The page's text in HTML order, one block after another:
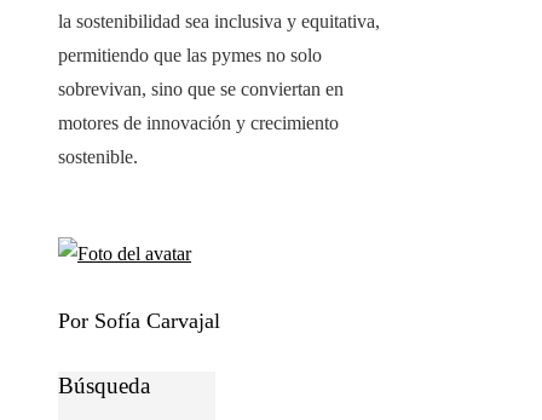
la sostenibilidad sea inclusiva y equitativa,
permitiendo que las pymes no solo
sobrevivan, sino que se conviertan en
motores de innovación y crecimiento
sostenible.
Por Sofía Carvajal
Búsqueda